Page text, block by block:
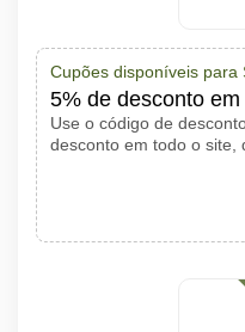
Cupões disponíveis para
5% de desconto
Use o código de
desconto em todo o site,